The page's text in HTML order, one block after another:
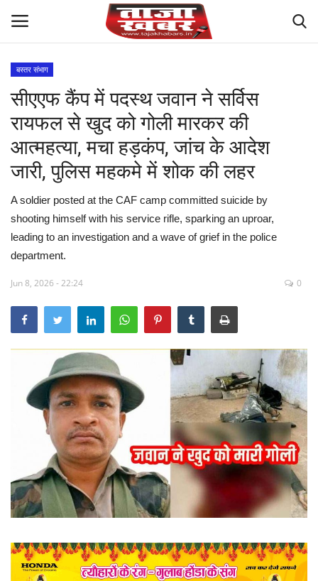
देश
मध्य प्रदेश
विश्व
मुख्य समाचार
विदेश
छत्तीसगढ़
राष्ट्रीय
खेल
संपादकीय
रोजगार
मनोरंजन
बस्तर संभाग
सीएएफ कैंप में पदस्थ जवान ने सर्विस
रायफल से खुद को गोली मारकर की
आत्महत्या, मचा हड़कंप, जांच के आदेश
जारी, पुलिस महकमे में शोक की लहर
A soldier posted at the CAF camp committed suicide by
shooting himself with his service rifle, sparking an uproar,
leading to an investigation and a wave of grief in the police
department.
Jun 8, 2026 - 22:24 0